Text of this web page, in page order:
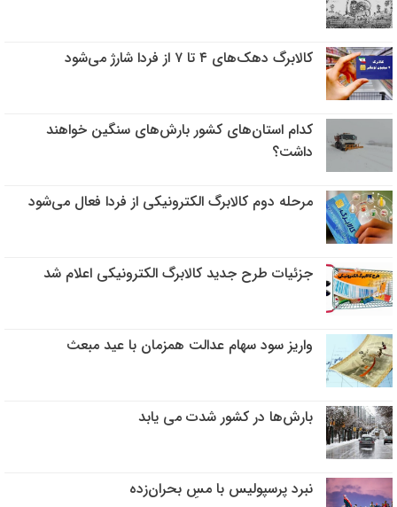
کالابرگ دهک‌های ۴ تا ۷ از فردا شارژ می‌شود
کدام استان‌های کشور بارش‌های سنگین خواهند
داشت؟‌
مرحله دوم کالابرگ الکترونیکی از فردا فعال می‌شود
جزئیات طرح جدید کالابرگ الکترونیکی اعلام شد
واریز سود سهام عدالت همزمان با عید مبعث
بارش‌ها در کشور شدت می یابد
نبرد پرسپولیس با مسِ بحران‌زده